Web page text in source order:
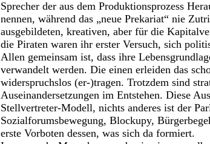
Sprecher der aus dem Produktionsprozess
nennen, während das „neue Prekariat“ nie
ausgebildeten, kreativen, aber für die
die Piraten waren ihr erster Versuch, sich
Allen gemeinsam ist, dass ihre
verwandelt werden. Die einen erleiden das
widerspruchslos (er-)tragen. Trotzdem sind
Auseinandersetzungen im Entstehen. Diese
Stellvertreter-Modell, nichts anderes ist der
Sozialforumsbewegung, Blockupy,
erste Vorboten dessen, was sich da formiert.